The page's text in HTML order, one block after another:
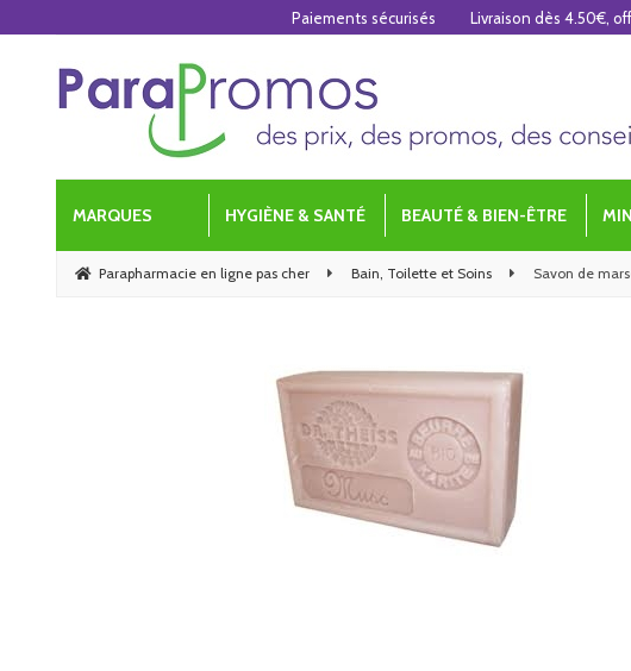
MARQUES HYGIÈNE & SANTÉ BEAUTÉ & BIEN-ÊTRE
Parapharmacie en ligne pas cher Bain, Toilette et Soins Savon de
Paiements sécurisés Livraison dès 4.50€,